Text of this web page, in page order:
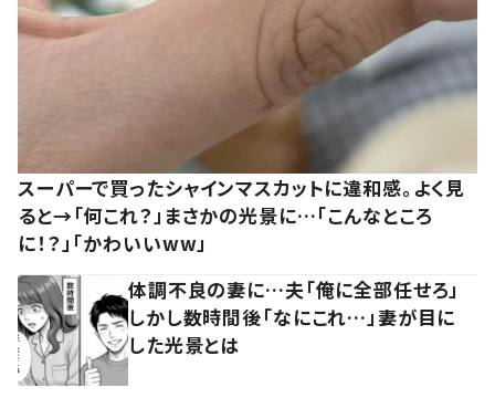
スーパーで買ったシャインマスカットに違和感。よく見
ると→「何これ？」まさかの光景に…「こんなところ
に！？」「かわいいww」
体調不良の妻に…夫「俺に全部任せろ」
しかし数時間後「なにこれ…」妻が目に
した光景とは